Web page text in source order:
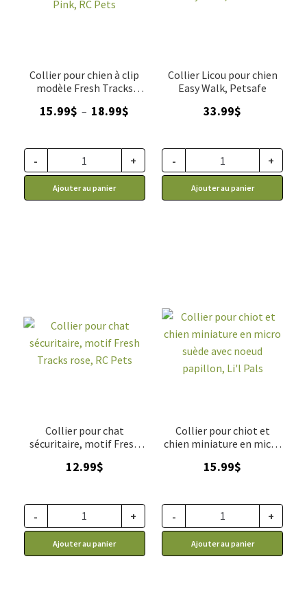
Collier pour chien à clip
modèle Fresh Tracks
15.99$ – 18.99$
15.99$
à
- +
Ajouter au panier
Collier Licou pour chien
Easy Walk, Petsafe
33.99$
- +
Ajouter au panier
Collier pour chat
sécuritaire, motif Fresh
12.99$
- +
Ajouter au panier
Collier pour chiot et
chien miniature en micro
papillon, Li'l Pals
15.99$
- +
Ajouter au panier